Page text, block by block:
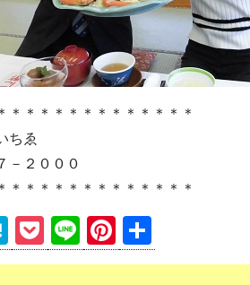
＊＊＊＊＊＊＊＊＊＊＊＊＊
ちゑ
－２０００
＊＊＊＊＊＊＊＊＊＊＊＊＊
H
at
P
o
Li
n
Pi
nt 有